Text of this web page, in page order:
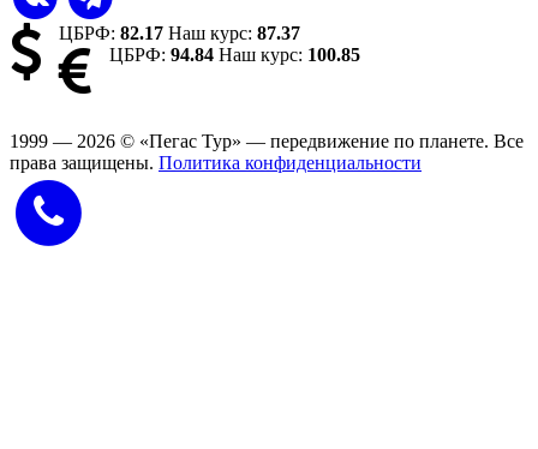
ЦБРФ:82.17 Наш курс:87.37
ЦБРФ: 94.84 Наш курс: 100.85
1999 — 2026 © «Пегас Тур» — передвижение по планете. Все
права защищены. Политика конфиденциальности